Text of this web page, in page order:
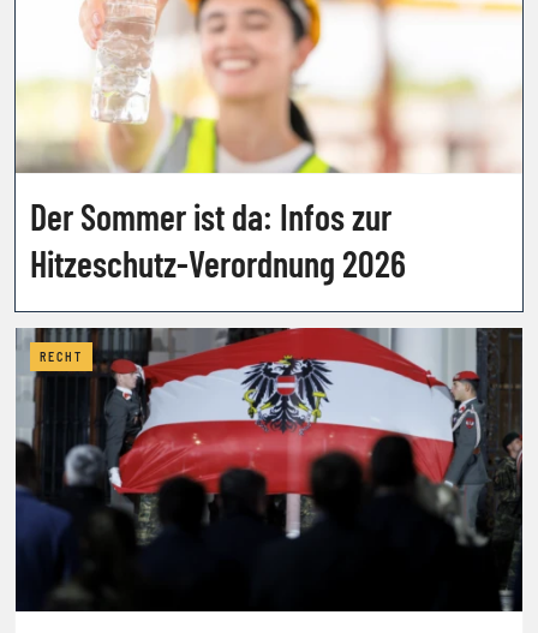
Der Sommer ist da: Infos zur
Hitzeschutz-Verordnung 2026
RECHT